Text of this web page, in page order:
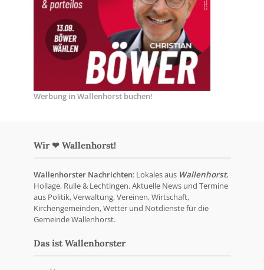
Werbung in Wallenhorst buchen!
Wir ❤ Wallenhorst!
Wallenhorster Nachrichten: Lokales aus Wallenhorst,
Hollage, Rulle & Lechtingen. Aktuelle News und Termine
aus Politik, Verwaltung, Vereinen, Wirtschaft,
Kirchengemeinden, Wetter und Notdienste für die
Gemeinde Wallenhorst.
Das ist Wallenhorster